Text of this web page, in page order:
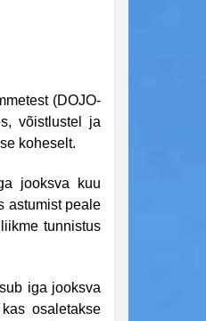
(DOJO-
võistlustel ja
koheselt.
jooksva kuu
astumist peale
tunnistus
iga jooksva
osaletakse